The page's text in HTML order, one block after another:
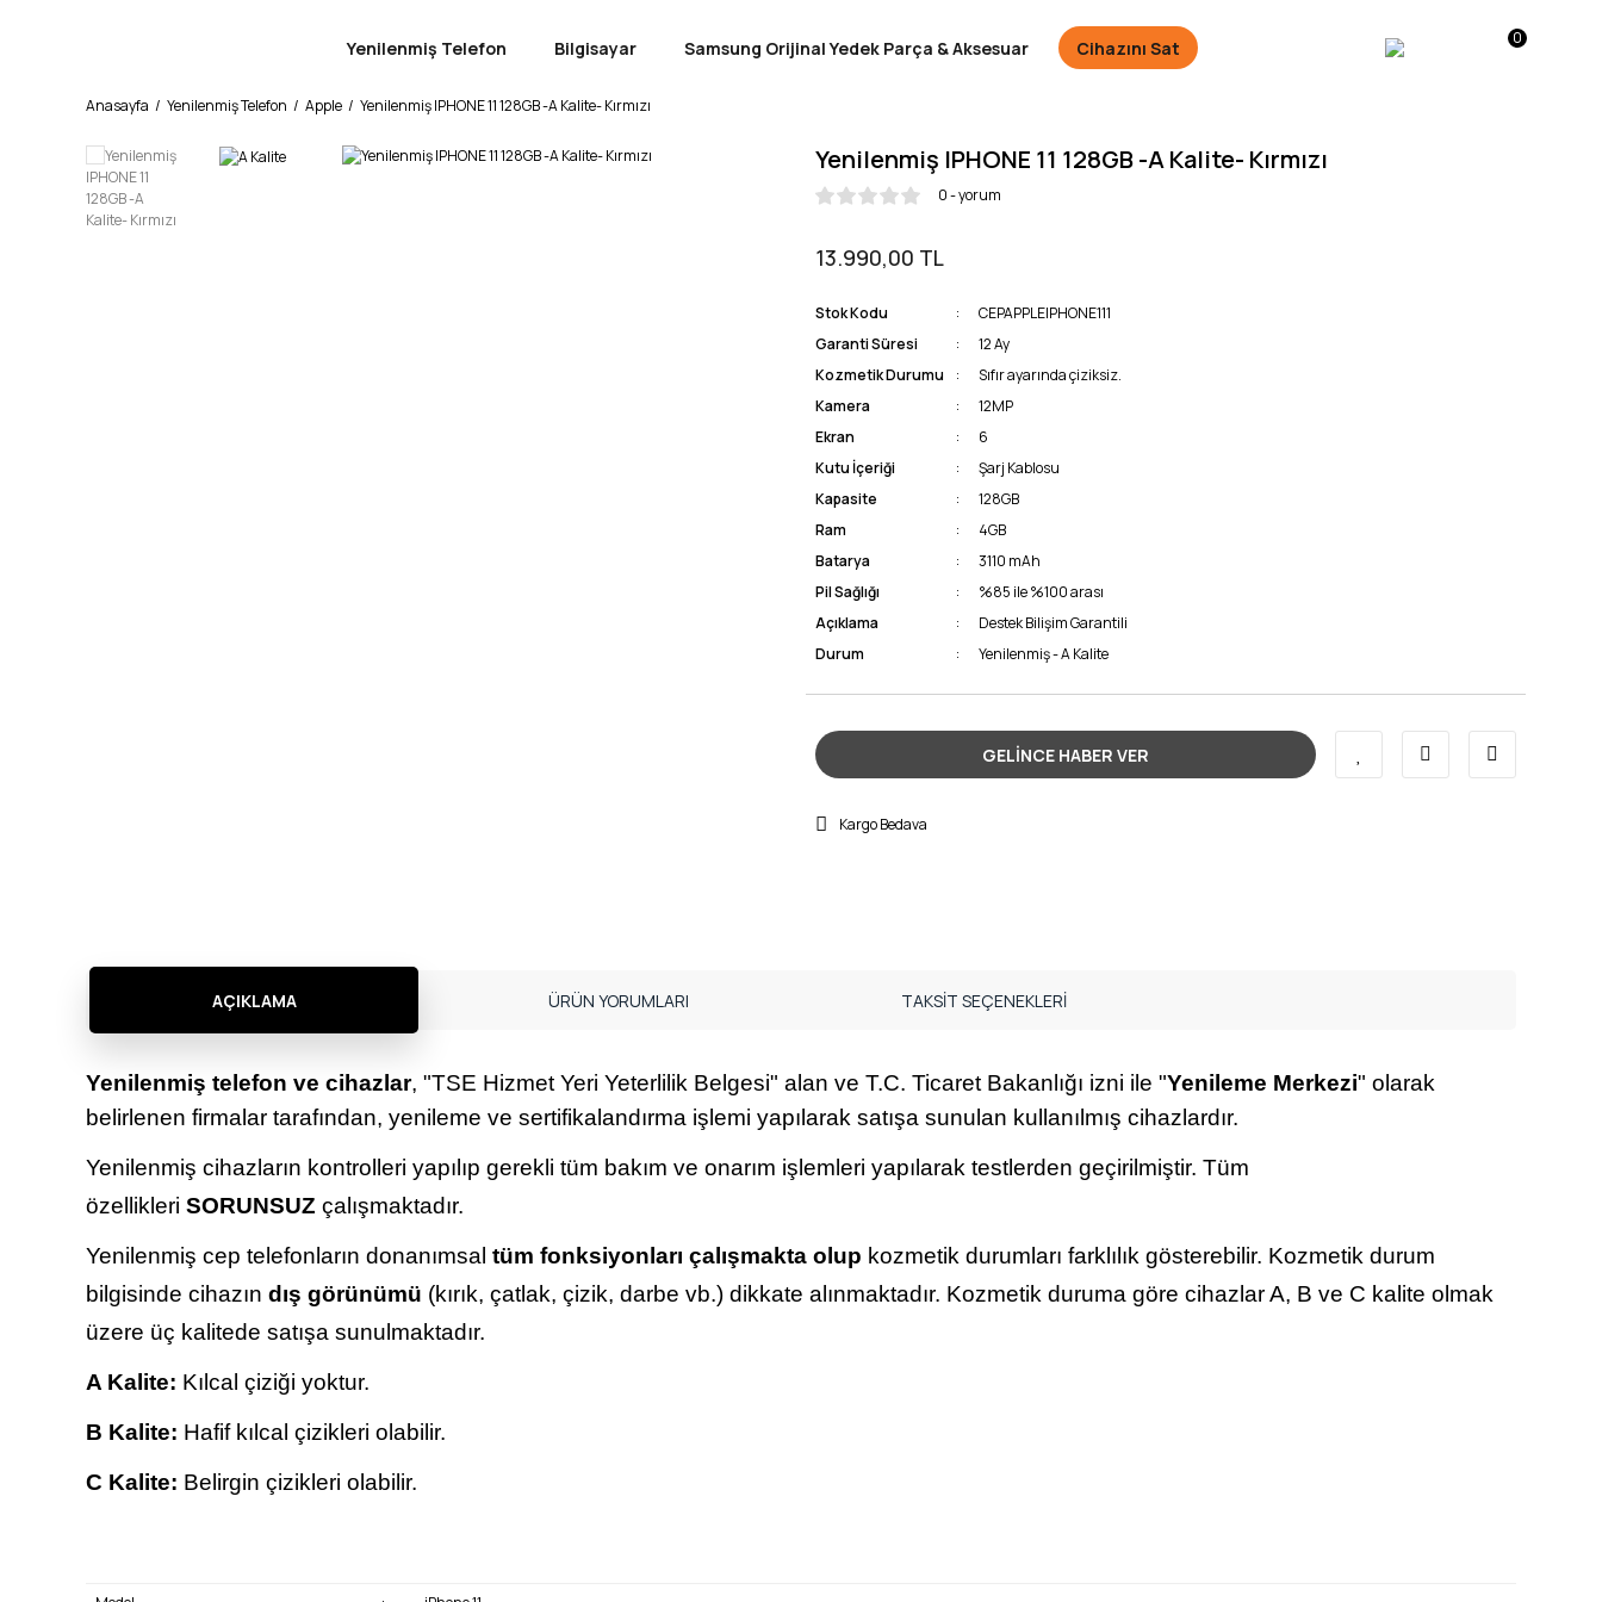
Yenilenmiş Telefon Bilgisayar Samsung Orijinal Yedek Parça & Aksesuar Cihazını Sat 0
Anasayfa Yenilenmiş Telefon Apple Yenilenmiş IPHONE 11 128GB -A Kalite- Kırmızı
Yenilenmiş IPHONE 11 128GB -A Kalite- Kırmızı
0 - yorum
13.990,00 TL
Stok Kodu
CEPAPPLEIPHONE111
Garanti Süresi
12 Ay
Kozmetik Durumu
Sıfır ayarında çiziksiz.
Kamera
12MP
Ekran
6
Kutu İçeriği
Şarj Kablosu
Kapasite
128GB
Ram
4GB
Batarya
3110 mAh
Pil Sağlığı
%85 ile %100 arası
Açıklama
Destek Bilişim Garantili
Durum
Yenilenmiş - A Kalite
GELİNCE HABER VER
Kargo Bedava
AÇIKLAMA ÜRÜN YORUMLARI TAKSİT SEÇENEKLERİ
Yenilenmiş telefon ve cihazlar, "TSE Hizmet Yeri Yeterlilik Belgesi" alan ve T.C. Ticaret Bakanlığı izni ile "Yenileme Merkezi" olarak
belirlenen firmalar tarafından, yenileme ve sertifikalandırma işlemi yapılarak satışa sunulan kullanılmış cihazlardır.
Yenilenmiş cihazların kontrolleri yapılıp gerekli tüm bakım ve onarım işlemleri yapılarak testlerden geçirilmiştir. Tüm
özellikleri SORUNSUZ çalışmaktadır.
Yenilenmiş cep telefonların donanımsal tüm fonksiyonları çalışmakta olup kozmetik durumları farklılık gösterebilir. Kozmetik durum
bilgisinde cihazın dış görünümü (kırık, çatlak, çizik, darbe vb.) dikkate alınmaktadır. Kozmetik duruma göre cihazlar A, B ve C kalite olmak
üzere üç kalitede satışa sunulmaktadır.
A Kalite: Kılcal çiziği yoktur.
B Kalite: Hafif kılcal çizikleri olabilir.
C Kalite: Belirgin çizikleri olabilir.